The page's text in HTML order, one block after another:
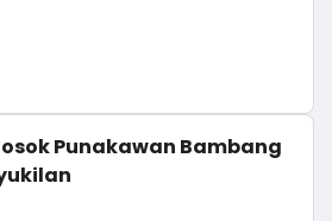
Punakawan Bambang